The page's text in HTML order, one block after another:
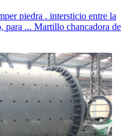
piedra . intersticio entre la
para ... Martillo chancadora de